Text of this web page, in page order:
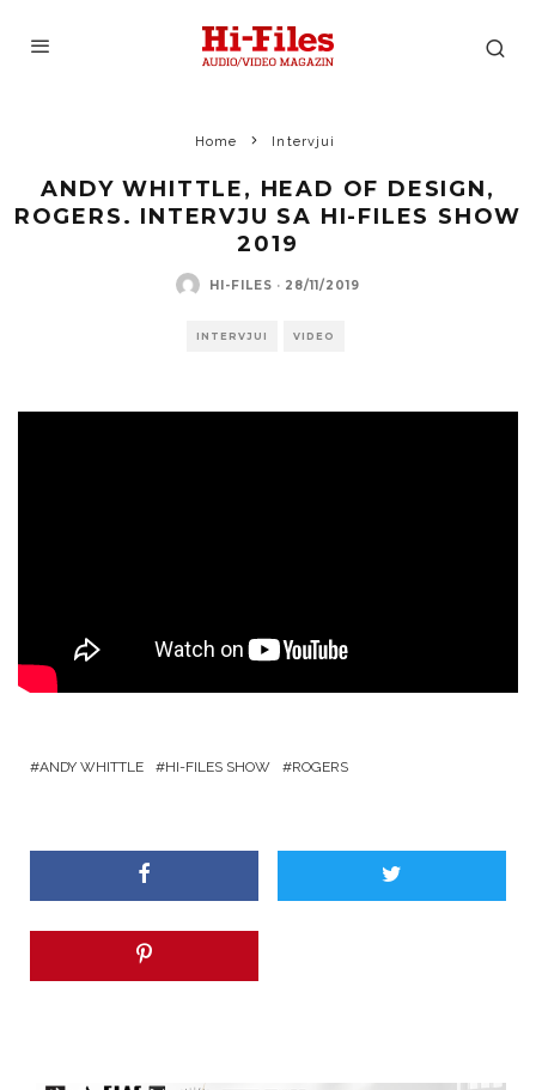
Home Intervjui
ANDY WHITTLE, HEAD OF DESIGN,
ROGERS. INTERVJU SA HI-FILES SHOW
2019
HI-FILES · 28/11/2019
INTERVJUI VIDEO
ANDY WHITTLE HI-FILES SHOW ROGERS